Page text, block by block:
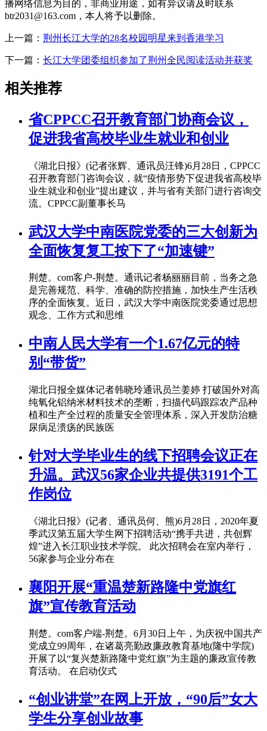
播网络信息为目的，非商业用途，如有异议请及时联系
btr2031@163.com，本人将予以删除。
上一篇： 荆州长江大学的28名校园明星来到香港学习
下一篇： 长江大学团委组织参加了荆州全民阅读活动并获奖
相关推荐
省CPPCC召开教育部门协商会议，
促进我省高校毕业生就业和创业
《湖北日报》(记者张辉、通讯员汪锋)6月28日，CPPCC
召开教育部门咨询会议，就“疫情形势下促进我省高校毕
业生就业和创业”提出建议，并与省有关部门进行咨询交
流。CPPCC副董事长马
武汉大学中南医院党委的三大创新为
全面恢复复工按下了“加速键”
荆楚。com客户-荆楚。通讯记者杨丽丽目前，当务之急
是完善规范、科学、准确的防控措施，加快生产生活秩
序的全面恢复。近日，武汉大学中南医院党委通过思想
观念、工作方式和思维
中南人民大学有一个1.67亿元的特
别“带货”
湖北日报全媒体记者韩晓玲通讯员兰姜婷 打破国外对高
纯氧化铝纳米材料技术的垄断，扫描代码跟踪农产品种
植和生产全过程的质量安全管理体系，深入开发防治糖
尿病足溃疡的民族医
针对大学毕业生的线下招聘会议正在
升温。武汉56家企业共提供3191个工
作岗位
《湖北日报》(记者、通讯员何、熊)6月28日，2020年夏
季武汉第五届大学生网下招聘活动“携手共进，共创辉
煌”进入长江职业技术学院。 此次招聘会在室内举行，
56家参与企业分布在
襄阳开展“重温楚新路隆中党旗红
旗”宣传教育活动
荆楚。com客户端-荆楚。6月30日上午，为庆祝中国共产
党成立99周年，在诸葛亮勤政廉政教育基地(隆中学院)
开展了以“复兴楚新路隆中党红旗”为主题的廉政宣传教
育活动。 在启动仪式
“创业讲堂”在网上开放，“90后”女大
学生分享创业故事